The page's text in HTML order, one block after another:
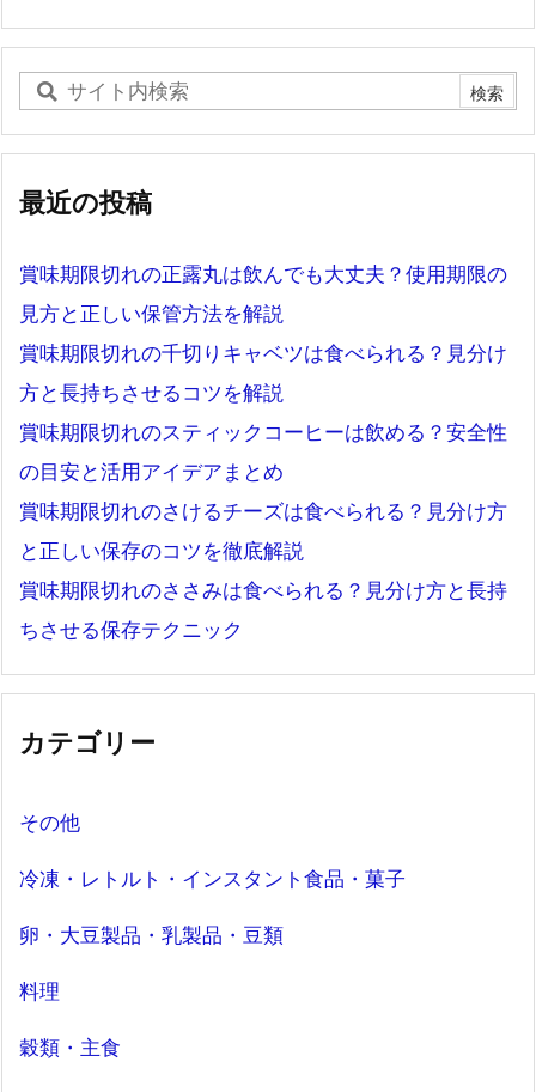
最近の投稿
賞味期限切れの正露丸は飲んでも大丈夫？使用期限の
見方と正しい保管方法を解説
賞味期限切れの千切りキャベツは食べられる？見分け
方と長持ちさせるコツを解説
賞味期限切れのスティックコーヒーは飲める？安全性
の目安と活用アイデアまとめ
賞味期限切れのさけるチーズは食べられる？見分け方
と正しい保存のコツを徹底解説
賞味期限切れのささみは食べられる？見分け方と長持
ちさせる保存テクニック
カテゴリー
その他
冷凍・レトルト・インスタント食品・菓子
卵・大豆製品・乳製品・豆類
料理
穀類・主食